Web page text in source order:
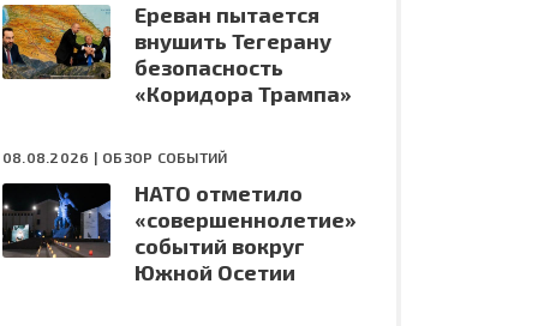
Конфликт на Украине
Ереван пытается
внушить Тегерану
безопасность
«Коридора Трампа»
08.08.2026 | ОБЗОР СОБЫТИЙ
НАТО отметило
«совершеннолетие»
событий вокруг
Южной Осетии